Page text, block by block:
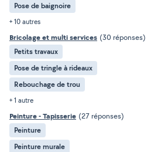
Pose de baignoire
+ 10 autres
Bricolage et multi services (30 réponses)
Petits travaux
Pose de tringle à rideaux
Rebouchage de trou
+ 1 autre
Peinture - Tapisserie (27 réponses)
Peinture
Peinture murale